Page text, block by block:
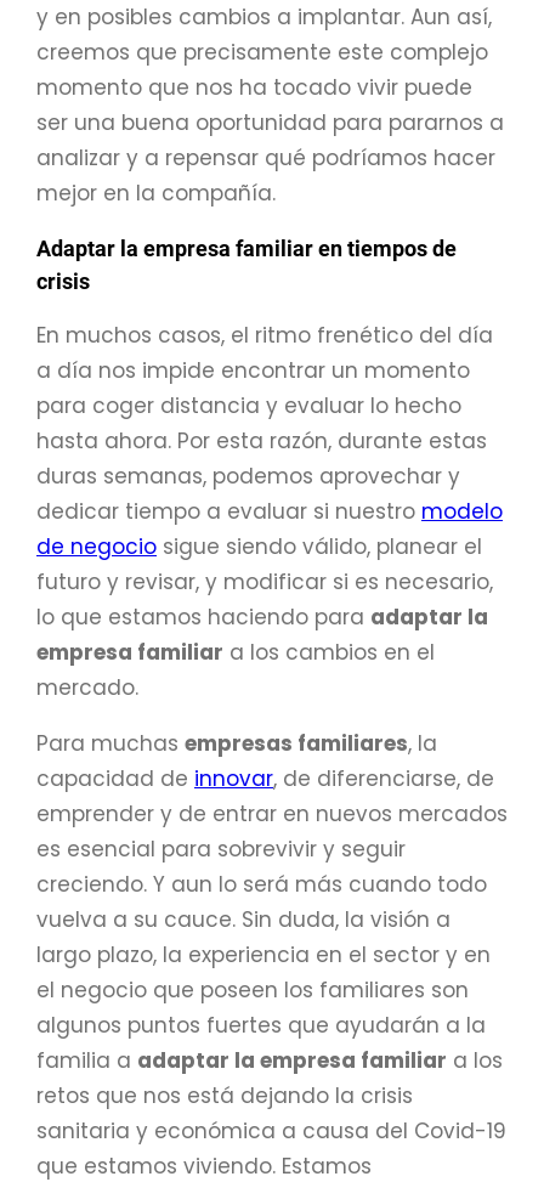
y en posibles cambios a implantar. Aun así,
creemos que precisamente este complejo
momento que nos ha tocado vivir puede
ser una buena oportunidad para pararnos a
analizar y a repensar qué podríamos hacer
mejor en la compañía.
Adaptar la empresa familiar en tiempos de
crisis
En muchos casos, el ritmo frenético del día
a día nos impide encontrar un momento
para coger distancia y evaluar lo hecho
hasta ahora. Por esta razón, durante estas
duras semanas, podemos aprovechar y
dedicar tiempo a evaluar si nuestro modelo
de negocio sigue siendo válido, planear el
futuro y revisar, y modificar si es necesario,
lo que estamos haciendo para adaptar la
empresa familiar a los cambios en el
mercado.
Para muchas empresas familiares, la
capacidad de innovar, de diferenciarse, de
emprender y de entrar en nuevos mercados
es esencial para sobrevivir y seguir
creciendo. Y aun lo será más cuando todo
vuelva a su cauce. Sin duda, la visión a
largo plazo, la experiencia en el sector y en
el negocio que poseen los familiares son
algunos puntos fuertes que ayudarán a la
familia a adaptar la empresa familiar a los
retos que nos está dejando la crisis
sanitaria y económica a causa del Covid-19
que estamos viviendo. Estamos